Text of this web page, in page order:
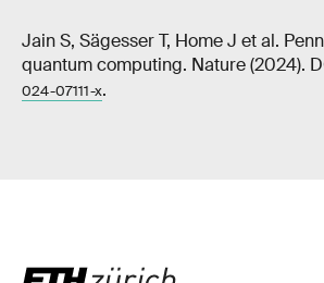
Jain S, Sägesser T, Home J et al.
quantum computing. Nature (2024).
024-07111-x.